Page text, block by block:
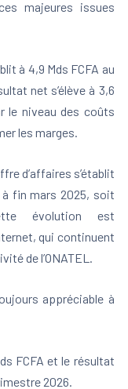
majeures issues
à 4,9 Mds FCFA au
net s’élève à 3,6
le niveau des coûts
les marges.
d’affaires s’établit
à fin mars 2025, soit
évolution est
qui continuent
de l’ONATEL.
appréciable à
FCFA et le résultat
2026.